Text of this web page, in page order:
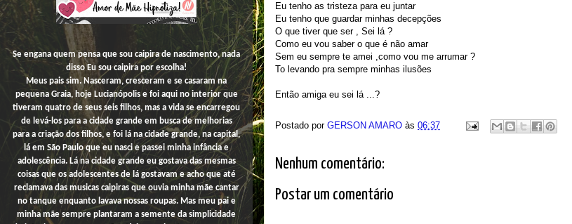
Eu tenho as tristeza para eu juntar
Eu tenho que guardar minhas decepções
O que tiver que ser , Sei lá ?
Como eu vou saber o que é não amar
Sem eu sempre te amei ,como vou me arrumar ?
To levando pra sempre minhas ilusões
Então amiga eu sei lá ...?
Postado por GERSON AMARO às 06:37
Nenhum comentário:
Postar um comentário
Se engana quem pensa que sou caipira de nascimento, nada
dissoEu sou caipira por escolha!
Meus pais sim. Nasceram, cresceram e se casaram na
pequena Graia, hoje Lucianópolis e foi aqui no interior que
tiveram quatro de seus seis filhos, mas a vida se encarregou
de levá-los para a cidade grande em busca de melhorias
para a criação dos filhos, e foi lá na cidade grande, na capital,
lá em São Paulo que eu nasci e passei minha infância e
adolescência. Lá na cidade grande eu gostava das mesmas
coisas que os adolescentes de lá gostavam e acho que até
reclamava das musicas caipiras que ouvia minha mãe cantar
no tanque enquanto lavava nossas roupas. Mas meu pai e
minha mãe sempre plantaram a semente da simplicidade